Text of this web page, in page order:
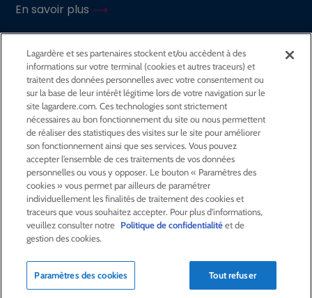
En savoir plus
GROUPE
ACTIVITÉS
ACTIONNAIRES &INVESTISSEURS
LA RSECHEZ LAGARDÈRE
Lagardère et ses partenaires stockent et/ou accèdent à des
informations sur votre terminal (cookies et autres traceurs) et
traitent des données personnelles avec votre consentement ou
sur la base de leur intérêt légitime lors de votre navigation sur le
site lagardere.com. Ces technologies sont strictement
nécessaires au bon fonctionnement du site ou nous permettent
de réaliser des statistiques des visites sur le site pour améliorer
son fonctionnement ainsi que ses services. Vous pouvez
accepter l’ensemble de ces traitements de vos données
personnelles ou vous y opposer. Le bouton « Paramètres des
cookies » vous permet par ailleurs de paramétrer
individuellement les finalités de traitement des cookies et
traceurs que vous souhaitez accepter. Pour plus d'informations,
veuillez consulter notre Politique de confidentialitéet de
gestion des cookies.
Paramètres des cookies Tout refuser